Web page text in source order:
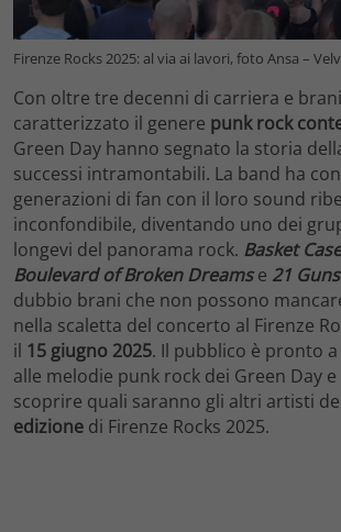
Firenze Rocks 2025: al via ai lavori, foto Ansa –
Con oltre tre decenni di carriera e
caratterizzato il genere punk rock
Green Day hanno segnato la storia
successi intramontabili. La band ha
generazioni di fan con il loro sound
inconfondibile, diventando uno dei
longevi del panorama rock. Basket Case
Boulevard of Broken Dreamse 21 Guns
dubbio brani che non possono
nella scaletta del concerto al Firenze
il 15 giugno 2025. Il pubblico è pronto
alle melodie punk rock dei Green Day
scoprire quali saranno gli altri artisti
edizione di Firenze Rocks 2025.